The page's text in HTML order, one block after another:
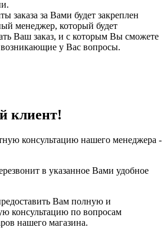
заказа за Вами будет закреплен
менеджер, который будет
Ваш заказ, и с которым Вы сможете
возникающие у Вас вопросы.
клиент!
консультацию нашего менеджера -
в указанное Вами удобное
Вам полную и
консультацию по вопросам
нашего магазина.